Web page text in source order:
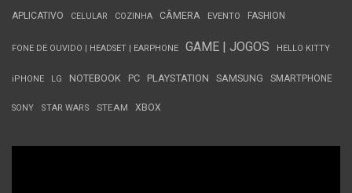
APLICATIVO CELULAR COZINHA CÂMERA EVENTO FASHION
FONE DE OUVIDO | HEADSET | EARPHONE GAME | JOGOS HELLO KITTY
iPHONE LG NOTEBOOK PC PLAYSTATION SAMSUNG SMARTPHONE
SONY STAR WARS STEAM XBOX